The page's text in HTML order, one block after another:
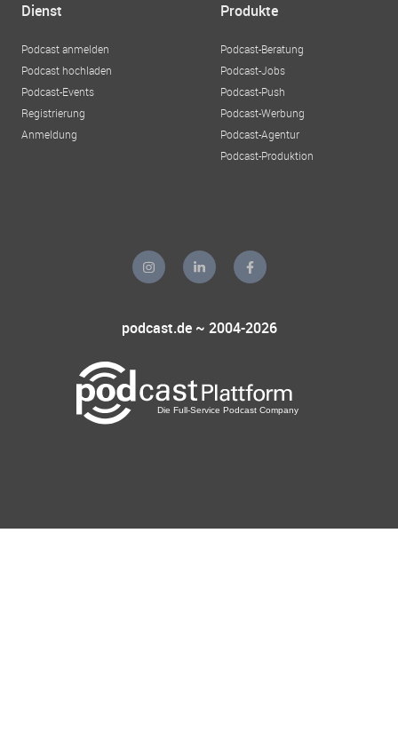
Dienst
Podcast anmelden
Podcast hochladen
Podcast-Events
Registrierung
Anmeldung
Produkte
Podcast-Beratung
Podcast-Jobs
Podcast-Push
Podcast-Werbung
Podcast-Agentur
Podcast-Produktion
podcast.de ~ 2004-2026